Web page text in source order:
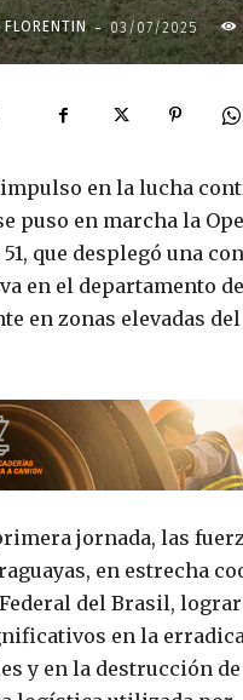
FLORENTIN - 03/07/2025
en la lucha
puso en marcha la
que desplegó una
en el departamento
en zonas elevadas
jornada, las
en estrecha
del Brasil,
en la
y en la destrucción de